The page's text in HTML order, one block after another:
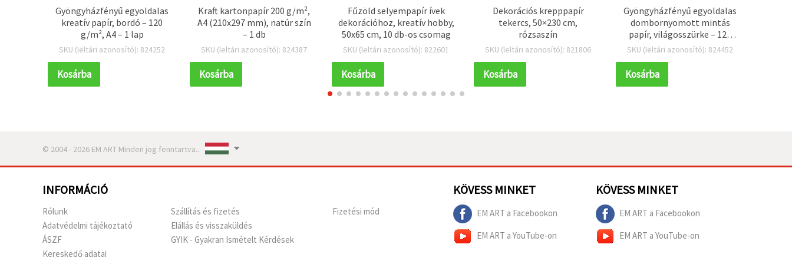
Gyöngyházfényű egyoldalas
kreatív papír, bordó – 120
g/m², A4 – 1 lap
SKU (leltári azonosító): 824252
Kosárba
Kraft kartonpapír 200 g/m²,
A4 (210x297 mm), natúr szín
– 1 db
SKU (leltári azonosító): 824387
Kosárba
Fűzöld selyempapír ívek
dekorációhoz, kreatív hobby,
50x65 cm, 10 db-os csomag
SKU (leltári azonosító): 822601
Kosárba
Dekorációs krepppapír
tekercs, 50×230 cm,
rózsaszín
SKU (leltári azonosító): 821806
Kosárba
Gyöngyházfényű egyoldalas
dombornyomott mintás
papír, világosszürke – 120
g/m², 50×78 cm – 1 lap
SKU (leltári azonosító): 824452
Kosárba
© 2004 - 2026 EM ART Minden jog fenntartva..
INFORMÁCIÓ
Rólunk
Adatvédelmi tájékoztató
ÁSZF
Kereskedő adatai
Szállítás és fizetés
Elállás és visszaküldés
GYIK - Gyakran Ismételt Kérdések
Fizetési mód
KÖVESS MINKET
EM ART a Facebookon
EM ART a YouTube-on
KÖVESS MINKET
EM ART a Facebookon
EM ART a YouTube-on